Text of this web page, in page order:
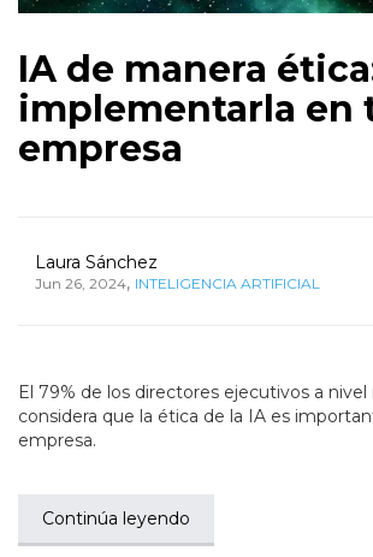
IA de manera
implementarla en
empresa
Laura Sánchez
Jun 26, 2024, INTELIGENCIA ARTIFICIAL
El 79% de los directores ejecutivos a nivel
considera que la ética de la IA es
empresa.
Continúa leyendo